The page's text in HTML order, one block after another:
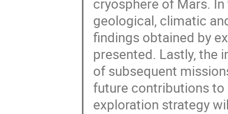
cryosphere of Mars.
geological, climatic
findings obtained by
presented. Lastly, the
of subsequent
future contributions
exploration strategy